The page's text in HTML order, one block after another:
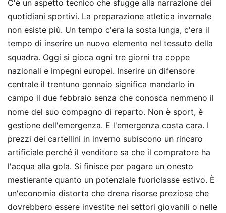
C'è un aspetto tecnico che sfugge alla narrazione dei
quotidiani sportivi. La preparazione atletica invernale
non esiste più. Un tempo c'era la sosta lunga, c'era il
tempo di inserire un nuovo elemento nel tessuto della
squadra. Oggi si gioca ogni tre giorni tra coppe
nazionali e impegni europei. Inserire un difensore
centrale il trentuno gennaio significa mandarlo in
campo il due febbraio senza che conosca nemmeno il
nome del suo compagno di reparto. Non è sport, è
gestione dell'emergenza. E l'emergenza costa cara. I
prezzi dei cartellini in inverno subiscono un rincaro
artificiale perché il venditore sa che il compratore ha
l'acqua alla gola. Si finisce per pagare un onesto
mestierante quanto un potenziale fuoriclasse estivo. È
un'economia distorta che drena risorse preziose che
dovrebbero essere investite nei settori giovanili o nelle